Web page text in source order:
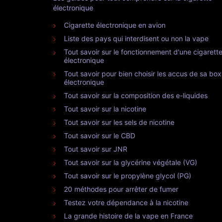
électronique
Cigarette électronique en avion
Liste des pays qui interdisent ou non la vape
Tout savoir sur le fonctionnement d'une cigarette
électronique
Tout savoir pour bien choisir les accus de sa box
électronique
Tout savoir sur la composition des e-liquides
Tout savoir sur la nicotine
Tout savoir sur les sels de nicotine
Tout savoir sur le CBD
Tout savoir sur JNR
Tout savoir sur la glycérine végétale (VG)
Tout savoir sur le propylène glycol (PG)
20 méthodes pour arrêter de fumer
Testez votre dépendance à la nicotine
La grande histoire de la vape en France